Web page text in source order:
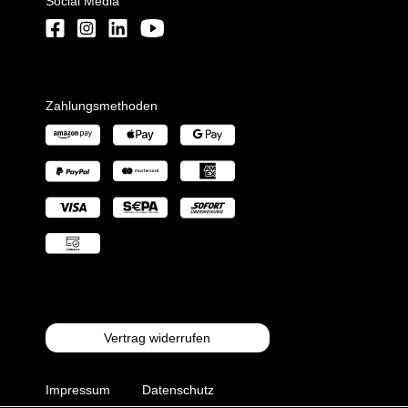
Zahlungsmethoden
Vertrag widerrufen
Impressum Datenschutz